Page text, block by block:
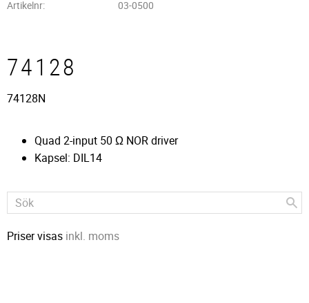
Artikelnr
03-0500
74128
74128N
Quad 2-input 50 Ω NOR driver
Kapsel: DIL14
Priser visas inkl. moms